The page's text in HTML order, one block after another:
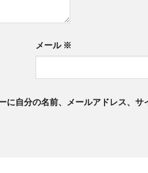
メール ※
自分の名前、メールアドレス、サ